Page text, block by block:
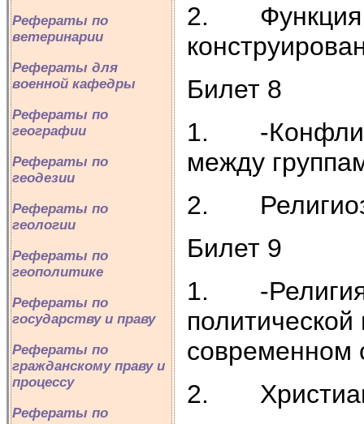
Рефераты по
ветеринарии
Рефераты для
военной кафедры
Рефераты по
географии
Рефераты по
геодезии
Рефераты по
геологии
Рефераты по
геополитике
Рефераты по
государству и праву
Рефераты по
гражданскому праву и
процессу
Рефераты по
2. Функция
Билет 8
1. -
между
2.
Билет 9
1. -Религия
современном
2.